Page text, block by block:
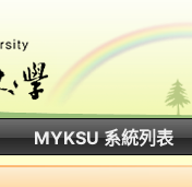
MYKSU 系統列表